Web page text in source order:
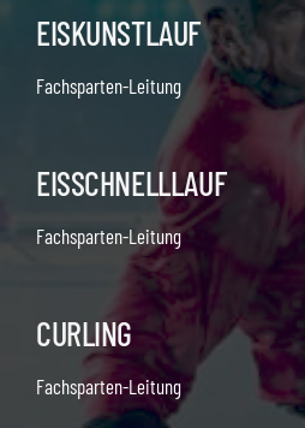
EISKUNSTLAUF
Fachsparten-Leitung
EISSCHNELLLAUF
Fachsparten-Leitung
CURLING
Fachsparten-Leitung